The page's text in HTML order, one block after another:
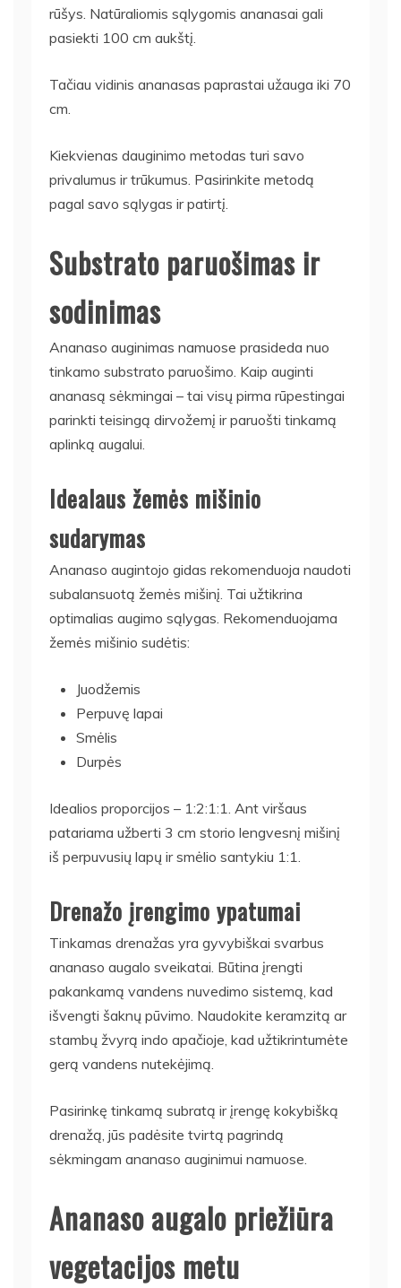
rūšys. Natūraliomis sąlygomis ananasai gali
pasiekti 100 cm aukštį.
Tačiau vidinis ananasas paprastai užauga iki 70
cm.
Kiekvienas dauginimo metodas turi savo
privalumus ir trūkumus. Pasirinkite metodą
pagal savo sąlygas ir patirtį.
Substrato paruošimas ir
sodinimas
Ananaso auginimas namuose prasideda nuo
tinkamo substrato paruošimo. Kaip auginti
ananasą sėkmingai – tai visų pirma rūpestingai
parinkti teisingą dirvožemį ir paruošti tinkamą
aplinką augalui.
Idealaus žemės mišinio
sudarymas
Ananaso augintojo gidas rekomenduoja naudoti
subalansuotą žemės mišinį. Tai užtikrina
optimalias augimo sąlygas. Rekomenduojama
žemės mišinio sudėtis:
Juodžemis
Perpuvę lapai
Smėlis
Durpės
Idealios proporcijos – 1:2:1:1. Ant viršaus
patariama užberti 3 cm storio lengvesnį mišinį
iš perpuvusių lapų ir smėlio santykiu 1:1.
Drenažo įrengimo ypatumai
Tinkamas drenažas yra gyvybiškai svarbus
ananaso augalo sveikatai. Būtina įrengti
pakankamą vandens nuvedimo sistemą, kad
išvengti šaknų pūvimo. Naudokite keramzitą ar
stambų žvyrą indo apačioje, kad užtikrintumėte
gerą vandens nutekėjimą.
Pasirinkę tinkamą subratą ir įrengę kokybišką
drenažą, jūs padėsite tvirtą pagrindą
sėkmingam ananaso auginimui namuose.
Ananaso augalo priežiūra
vegetacijos metu